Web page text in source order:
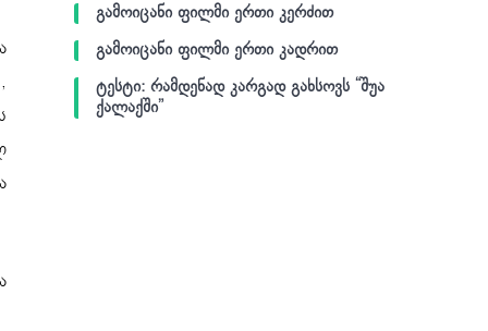
გამოიცანი ფილმი ერთი კერძით
გამოიცანი ფილმი ერთი კადრით
ტესტი: რამდენად კარგად გახსოვს “შუა
ქალაქში”